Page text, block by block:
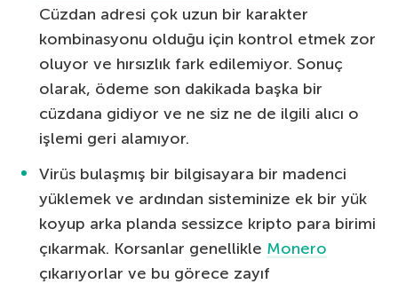
Cüzdan adresi çok uzun bir karakter
kombinasyonu olduğu için kontrol etmek zor
oluyor ve hırsızlık fark edilemiyor. Sonuç
olarak, ödeme son dakikada başka bir
cüzdana gidiyor ve ne siz ne de ilgili alıcı o
işlemi geri alamıyor.
Virüs bulaşmış bir bilgisayara bir madenci
yüklemek ve ardından sisteminize ek bir yük
koyup arka planda sessizce kripto para birimi
çıkarmak. Korsanlar genellikle Monero
çıkarıyorlar ve bu görece zayıf